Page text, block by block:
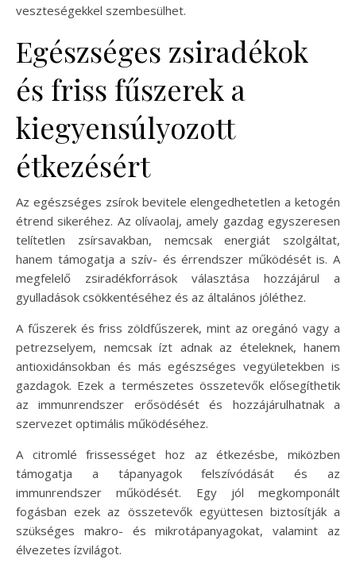
veszteségekkel szembesülhet.
Egészséges zsiradékok
és friss fűszerek a
kiegyensúlyozott
étkezésért
Az egészséges zsírok bevitele elengedhetetlen a ketogén
étrend sikeréhez. Az olívaolaj, amely gazdag egyszeresen
telítetlen zsírsavakban, nemcsak energiát szolgáltat,
hanem támogatja a szív- és érrendszer működését is. A
megfelelő zsiradékforrások választása hozzájárul a
gyulladások csökkentéséhez és az általános jóléthez.
A fűszerek és friss zöldfűszerek, mint az oregánó vagy a
petrezselyem, nemcsak ízt adnak az ételeknek, hanem
antioxidánsokban és más egészséges vegyületekben is
gazdagok. Ezek a természetes összetevők elősegíthetik
az immunrendszer erősödését és hozzájárulhatnak a
szervezet optimális működéséhez.
A citromlé frissességet hoz az étkezésbe, miközben
támogatja a tápanyagok felszívódását és az
immunrendszer működését. Egy jól megkomponált
fogásban ezek az összetevők együttesen biztosítják a
szükséges makro- és mikrotápanyagokat, valamint az
élvezetes ízvilágot.